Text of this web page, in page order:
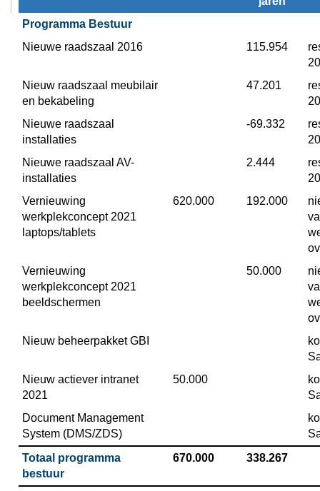
Programma Bestuur
Nieuwe raadszaal 2016
115.954
Nieuw raadszaal meubilair
en bekabeling
47.201
Nieuwe raadszaal
installaties
-69.332
Nieuwe raadszaal AV-
installaties
2.444
Vernieuwing
werkplekconcept 2021
laptops/tablets
620.000 192.000
Vernieuwing
werkplekconcept 2021
beeldschermen
50.000
Nieuw beheerpakket GBI
Nieuw actiever intranet
2021
50.000
Document Management
System (DMS/ZDS)
Totaal programma
bestuur
670.000 338.267